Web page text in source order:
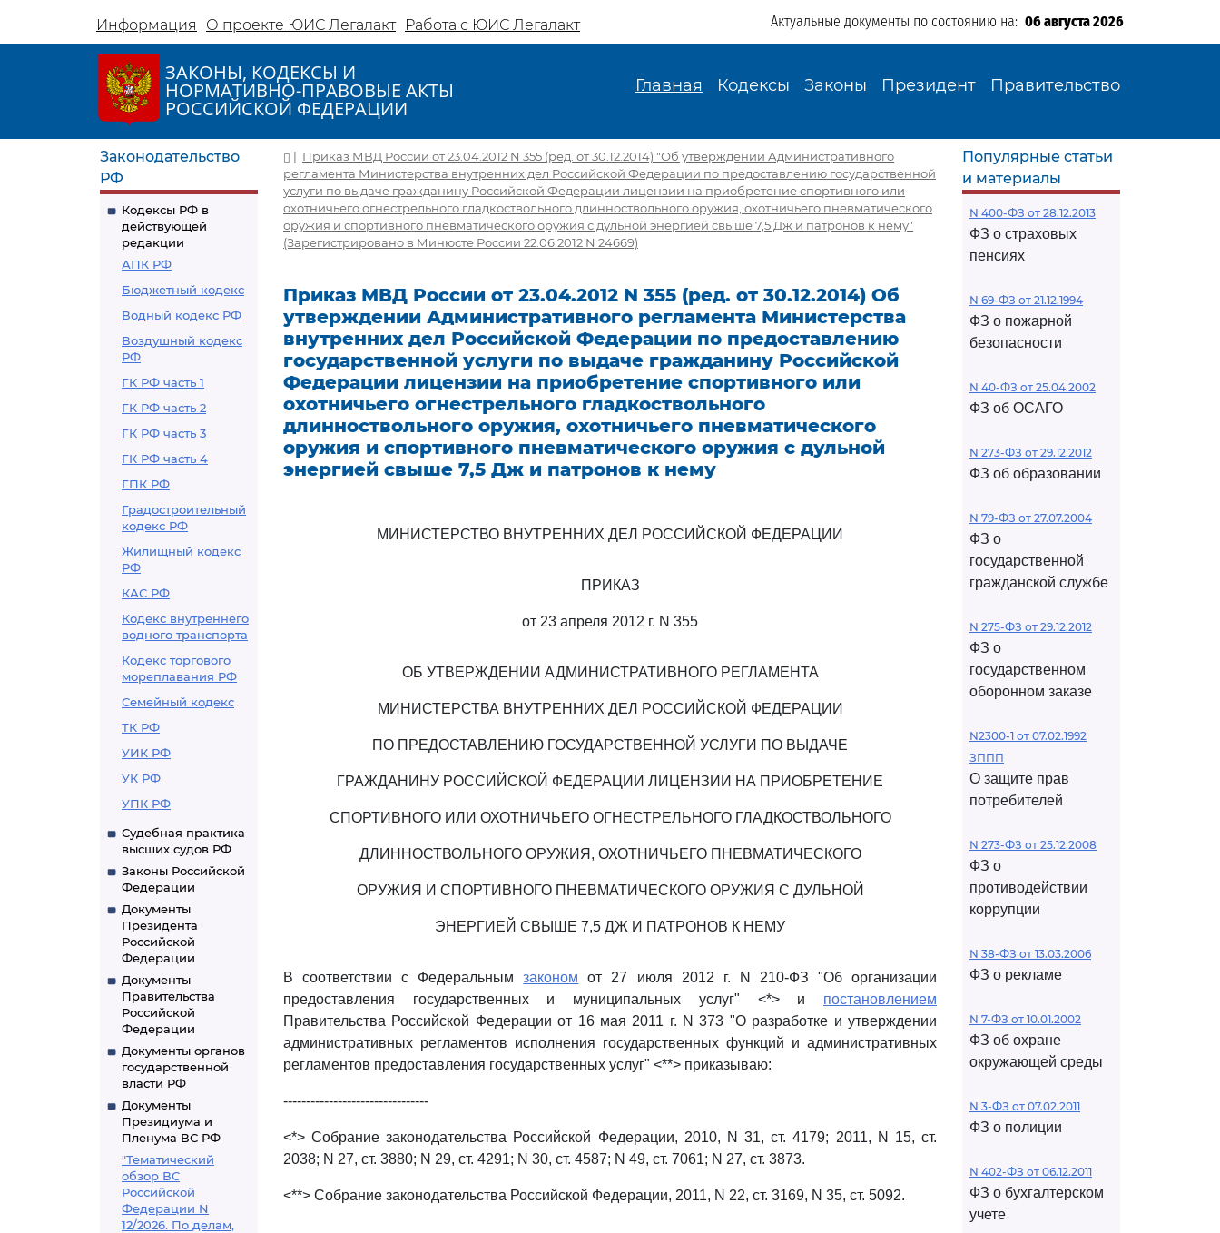
Информация О проекте ЮИС Легалакт Работа с ЮИС Легалакт Актуальные документы по состоянию на: 06 августа 2026
ЗАКОНЫ, КОДЕКСЫ И
НОРМАТИВНО-ПРАВОВЫЕ АКТЫ
РОССИЙСКОЙ ФЕДЕРАЦИИ
Главная Кодексы Законы Президент Правительство
Законодательство
РФ
Кодексы РФ в
действующей
редакции
АПК РФ
Бюджетный кодекс
Водный кодекс РФ
Воздушный кодекс
РФ
ГК РФ часть 1
ГК РФ часть 2
ГК РФ часть 3
ГК РФ часть 4
ГПК РФ
Градостроительный
кодекс РФ
Жилищный кодекс
РФ
КАС РФ
Кодекс внутреннего
водного транспорта
Кодекс торгового
мореплавания РФ
Семейный кодекс
ТК РФ
УИК РФ
УК РФ
УПК РФ
Судебная практика
высших судов РФ
Законы Российской
Федерации
Документы
Президента
Российской
Федерации
Документы
Правительства
Российской
Федерации
Документы органов
государственной
власти РФ
Документы
Президиума и
Пленума ВС РФ
"Тематический
обзор ВС
Российской
Федерации N
12/2026. По делам,
| Приказ МВД России от 23.04.2012 N 355 (ред. от 30.12.2014) "Об утверждении Административного
регламента Министерства внутренних дел Российской Федерации по предоставлению государственной
услуги по выдаче гражданину Российской Федерации лицензии на приобретение спортивного или
охотничьего огнестрельного гладкоствольного длинноствольного оружия, охотничьего пневматического
оружия и спортивного пневматического оружия с дульной энергией свыше 7,5 Дж и патронов к нему"
(Зарегистрировано в Минюсте России 22.06.2012 N 24669)
Приказ МВД России от 23.04.2012 N 355 (ред. от 30.12.2014) Об
утверждении Административного регламента Министерства
внутренних дел Российской Федерации по предоставлению
государственной услуги по выдаче гражданину Российской
Федерации лицензии на приобретение спортивного или
охотничьего огнестрельного гладкоствольного
длинноствольного оружия, охотничьего пневматического
оружия и спортивного пневматического оружия с дульной
энергией свыше 7,5 Дж и патронов к нему
МИНИСТЕРСТВО ВНУТРЕННИХ ДЕЛ РОССИЙСКОЙ ФЕДЕРАЦИИ
ПРИКАЗ
от 23 апреля 2012 г. N 355
ОБ УТВЕРЖДЕНИИ АДМИНИСТРАТИВНОГО РЕГЛАМЕНТА
МИНИСТЕРСТВА ВНУТРЕННИХ ДЕЛ РОССИЙСКОЙ ФЕДЕРАЦИИ
ПО ПРЕДОСТАВЛЕНИЮ ГОСУДАРСТВЕННОЙ УСЛУГИ ПО ВЫДАЧЕ
ГРАЖДАНИНУ РОССИЙСКОЙ ФЕДЕРАЦИИ ЛИЦЕНЗИИ НА ПРИОБРЕТЕНИЕ
СПОРТИВНОГО ИЛИ ОХОТНИЧЬЕГО ОГНЕСТРЕЛЬНОГО ГЛАДКОСТВОЛЬНОГО
ДЛИННОСТВОЛЬНОГО ОРУЖИЯ, ОХОТНИЧЬЕГО ПНЕВМАТИЧЕСКОГО
ОРУЖИЯ И СПОРТИВНОГО ПНЕВМАТИЧЕСКОГО ОРУЖИЯ С ДУЛЬНОЙ
ЭНЕРГИЕЙ СВЫШЕ 7,5 ДЖ И ПАТРОНОВ К НЕМУ
В соответствии с Федеральнымзаконом от 27 июля 2012 г. N 210-ФЗ "Об организации
предоставления государственных и муниципальных услуг" <*> и постановлением
Правительства Российской Федерации от 16 мая 2011 г. N 373 "О разработке и утверждении
административных регламентов исполнения государственных функций и административных
регламентов предоставления государственных услуг" <**> приказываю:
--------------------------------
<*> Собрание законодательства Российской Федерации, 2010, N 31, ст. 4179; 2011, N 15, ст.
2038; N 27, ст. 3880; N 29, ст. 4291; N 30, ст. 4587; N 49, ст. 7061; N 27, ст. 3873.
<**> Собрание законодательства Российской Федерации, 2011, N 22, ст. 3169, N 35, ст. 5092.
Популярные статьи
и материалы
N 400-ФЗ от 28.12.2013
ФЗ о страховых
пенсиях
N 69-ФЗ от 21.12.1994
ФЗ о пожарной
безопасности
N 40-ФЗ от 25.04.2002
ФЗ об ОСАГО
N 273-ФЗ от 29.12.2012
ФЗ об образовании
N 79-ФЗ от 27.07.2004
ФЗ о
государственной
гражданской службе
N 275-ФЗ от 29.12.2012
ФЗ о
государственном
оборонном заказе
N2300-1 от 07.02.1992
ЗППП
О защите прав
потребителей
N 273-ФЗ от 25.12.2008
ФЗ о
противодействии
коррупции
N 38-ФЗ от 13.03.2006
ФЗ о рекламе
N 7-ФЗ от 10.01.2002
ФЗ об охране
окружающей среды
N 3-ФЗ от 07.02.2011
ФЗ о полиции
N 402-ФЗ от 06.12.2011
ФЗ о бухгалтерском
учете